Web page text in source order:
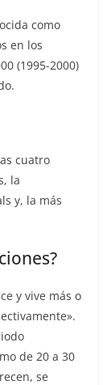
como
en los
(1995-2000)
cuatro
la
y, la más
y vive más o
de 20 a 30
se